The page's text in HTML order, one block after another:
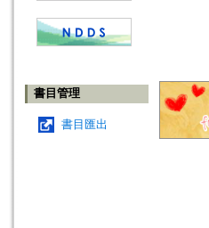
書目管理
書目匯出